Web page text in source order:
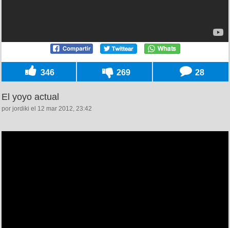
346 269 28
El yoyo actual
por jordiki el 12 mar 2012, 23:42